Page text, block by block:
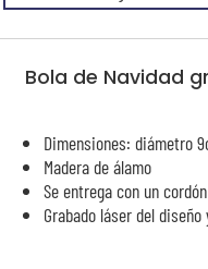
Bola de Navidad
Dimensiones: diámetro
Madera de álamo
Se entrega con un
Grabado láser del